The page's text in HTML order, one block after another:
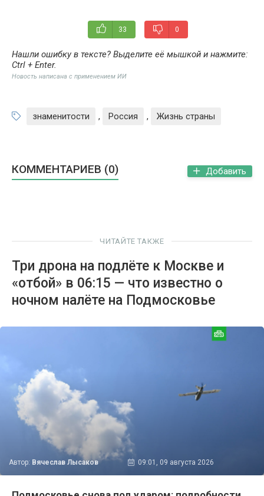
33 0
Нашли ошибку в тексте? Выделите её мышкой и нажмите:
Ctrl + Enter.
Новость написана с применением ИИ
знаменитости , Россия , Жизнь страны
КОММЕНТАРИЕВ (0) Добавить
ЧИТАЙТЕ ТАКЖЕ
Три дрона на подлёте к Москве и
«отбой» в 06:15 — что известно о
ночном налёте на Подмосковье
Автор: Вячеслав Лысаков 09:01, 09 августа 2026